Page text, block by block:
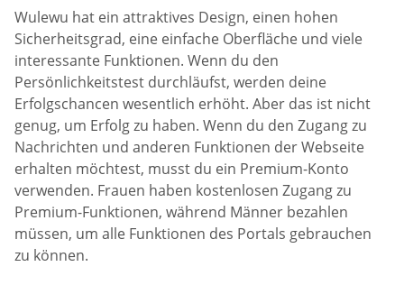
Wulewu hat ein attraktives Design, einen hohen
Sicherheitsgrad, eine einfache Oberfläche und viele
interessante Funktionen. Wenn du den
Persönlichkeitstest durchläufst, werden deine
Erfolgschancen wesentlich erhöht. Aber das ist nicht
genug, um Erfolg zu haben. Wenn du den Zugang zu
Nachrichten und anderen Funktionen der Webseite
erhalten möchtest, musst du ein Premium-Konto
verwenden. Frauen haben kostenlosen Zugang zu
Premium-Funktionen, während Männer bezahlen
müssen, um alle Funktionen des Portals gebrauchen
zu können.